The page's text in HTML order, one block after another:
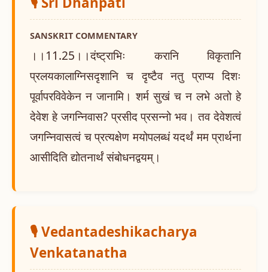
SANSKRIT COMMENTARY
।।11.25।।दंष्ट्राभिः करानि विकृतानि
प्रलयकालाग्निसदृशानि च दृष्टैव नतु प्राप्य दिशः
पूर्वापरविवेकेन न जानामि। शर्म सुखं च न लभे अतो हे
देवेश हे जगन्निवास? प्रसीद प्रसन्नो भव। तव देवेशत्वं
जगन्निवासत्वं च प्रत्यक्षेण मयोपलब्धं यदर्थं मम प्रार्थना
आसीदिति द्योतनार्थं संबोधनद्वयम्।
🎙️ Vedantadeshikacharya
Venkatanatha